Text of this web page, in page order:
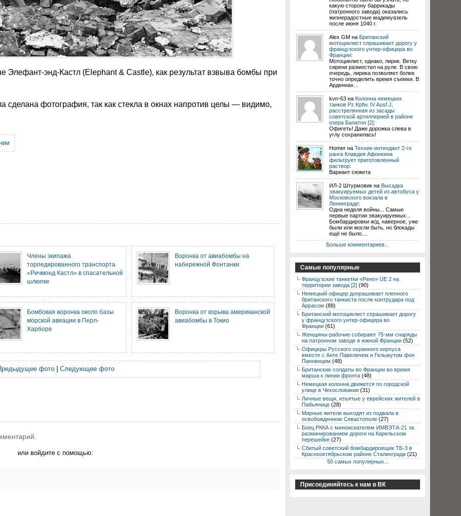
Элефант-энд-Кастл (Elephant & Castle), как результат взвыва бомбы при
сделана фотография, так как стекла в окнах напротив целы — видимо,
Члены экипажа
торпедированного транспорта
«Ричмонд Кастл» в спасательной
шлюпке
Воронка от авиабомбы на
набережной Фонтанки
Бомбовая воронка около базы
морской авиации в Перл-
Харборе
Воронка от взрыва американской
авиабомбы в Токио
фото| Следующее фото
или войдите с помощью:
какую сторону баррикады
(патронного завода) оказались
жизнерадостные мадемуазель
после июня 1040 г.
Alex GM на Британский
мотоциклист спрашивает дорогу у
французского унтер-офицера во
Франции:
Мотоциклист, однако, лирик. Ветку
сирени разместил на руле. В свою
очередь, лирика позволяет более
точно определить время съемки. В
Арденнах...
kvn-63 на Колонна немецких
танков Pz.Kpfw. IV Ausf.J,
расстрелянная из засады
советской артиллерией в районе
озера Балатон [2]:
Офигеть! Даже дорожка слева в
углу сохранилась!
Homer на Техник-интендант 2-го
ранга Клавдия Афонкина
фильтрует приготовленный
раствор:
Вариант сюжета
ИЛ-2 Штурмовик на Высадка
эвакуируемых детей из автобуса у
Московского вокзала в
Ленинграде:
Одна неделя войны... Самые
первые партии эвакуируемых...
Бомбардировки ж/д, наверное, уже
были или могли быть, но блокады
ещё не было....
Больше комментариев...
Самые популярные
Французские танкетки «Рено» UE 2 на
территории завода [2] (90)
Немецкий офицер допрашивает пленного
британского танкиста после контрудара под
Аррасом (88)
Британский мотоциклист спрашивает дорогу
у французского унтер-офицера во
Франции (61)
Женщины-рабочие собирают 75-мм снаряды
на патронном заводе в южной Франции (52)
Офицеры Русского охранного корпуса
вместе с Анте Павеличем и Гельмутом фон
Паннвицем (48)
Британские солдаты во Франции во время
марша к линии фронта (48)
Немецкая колонна движется по городской
улице в Чехословакии (31)
Личные вещи, изъятые у еврейских жителей в
Пабьянице (28)
Мирные жители выходят из подвала в
освобожденном Севастополе (27)
Боец РККА с миноискателем ИМВЭТА-21 за
разминированием дороги на Карельском
перешейке (27)
Сбитый советский бомбардировщик ТБ-3 в
Краснооктябрьском районе Сталинграда (21)
50 самых популярных...
Присоединяйтесь к нам в ВК